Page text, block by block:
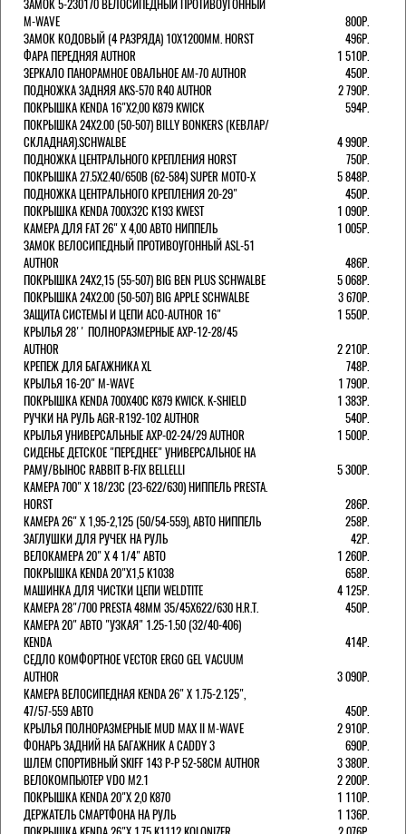
ЗАМОК 5-230170 ВЕЛОСИПЕДНЫЙ ПРОТИВОУГОННЫЙ
M-WAVE
800Р.
ЗАМОК КОДОВЫЙ (4 РАЗРЯДА) 10Х1200ММ. HORST
496Р.
ФАРА ПЕРЕДНЯЯ AUTHOR
1 510Р.
ЗЕРКАЛО ПАНОРАМНОЕ ОВАЛЬНОЕ AM-70 AUTHOR
450Р.
ПОДНОЖКА ЗАДНЯЯ AKS-570 R40 AUTHOR
2 790Р.
ПОКРЫШКА KENDA 16"Х2,00 K879 KWICK
594Р.
ПОКРЫШКА 24X2.00 (50-507) BILLY BONKERS (КЕВЛАР/
СКЛАДНАЯ).SCHWALBE
4 990Р.
ПОДНОЖКА ЦЕНТРАЛЬНОГО КРЕПЛЕНИЯ HORST
750Р.
ПОКРЫШКА 27.5X2.40/650B (62-584) SUPER MOTO-X
5 848Р.
ПОДНОЖКА ЦЕНТРАЛЬНОГО КРЕПЛЕНИЯ 20-29"
450Р.
ПОКРЫШКА KENDA 700Х32С K193 KWEST
1 090Р.
КАМЕРА ДЛЯ FAT 26" X 4,00 АВТО НИППЕЛЬ
1 005Р.
ЗАМОК ВЕЛОСИПЕДНЫЙ ПРОТИВОУГОННЫЙ ASL-51
AUTHOR
486Р.
ПОКРЫШКА 24X2,15 (55-507) BIG BEN PLUS SCHWALBE
5 068Р.
ПОКРЫШКА 24X2.00 (50-507) BIG APPLE SCHWALBE
3 670Р.
ЗАЩИТА СИСТЕМЫ И ЦЕПИ ACO-AUTHOR 16"
1 550Р.
КРЫЛЬЯ 28'' ПОЛНОРАЗМЕРНЫЕ AXP-12-28/45
AUTHOR
2 210Р.
КРЕПЕЖ ДЛЯ БАГАЖНИКА XL
748Р.
КРЫЛЬЯ 16-20" M-WAVE
1 790Р.
ПОКРЫШКА KENDA 700Х40С K879 KWICK. K-SHIELD
1 383Р.
РУЧКИ НА РУЛЬ AGR-R192-102 AUTHOR
540Р.
КРЫЛЬЯ УНИВЕРСАЛЬНЫЕ AXP-02-24/29 AUTHOR
1 500Р.
СИДЕНЬЕ ДЕТСКОЕ "ПЕРЕДНЕЕ" УНИВЕРСАЛЬНОЕ НА
РАМУ/ВЫНОС RABBIT B-FIX BELLELLI
5 300Р.
КАМЕРА 700" Х 18/23C (23-622/630) НИППЕЛЬ PRESTA.
HORST
286Р.
КАМЕРА 26" X 1,95-2,125 (50/54-559), АВТО НИППЕЛЬ
258Р.
ЗАГЛУШКИ ДЛЯ РУЧЕК НА РУЛЬ
42Р.
ВЕЛОКАМЕРА 20" Х 4 1/4" АВТО
1 260Р.
ПОКРЫШКА KENDA 20"Х1,5 K1038
658Р.
МАШИНКА ДЛЯ ЧИСТКИ ЦЕПИ WELDTITE
4 125Р.
КАМЕРА 28"/700 PRESTA 48ММ 35/45Х622/630 H.R.T.
450Р.
КАМЕРА 20" АВТО "УЗКАЯ" 1.25-1.50 (32/40-406)
KENDA
414Р.
СЕДЛО КОМФОРТНОЕ VECTOR ERGO GEL VACUUM
AUTHOR
3 090Р.
КАМЕРА ВЕЛОСИПЕДНАЯ KENDA 26" Х 1.75-2.125",
47/57-559 АВТО
450Р.
КРЫЛЬЯ ПОЛНОРАЗМЕРНЫЕ MUD MAX II M-WAVE
2 910Р.
ФОНАРЬ ЗАДНИЙ НА БАГАЖНИК A CADDY 3
690Р.
ШЛЕМ СПОРТИВНЫЙ SKIFF 143 Р-Р 52-58СМ AUTHOR
3 380Р.
ВЕЛОКОМПЬЮТЕР VDO M2.1
2 200Р.
ПОКРЫШКА KENDA 20"Х 2,0 K870
1 110Р.
ДЕРЖАТЕЛЬ СМАРТФОНА НА РУЛЬ
1 136Р.